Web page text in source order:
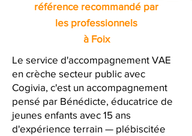
référence recommandé par
les professionnels
à Foix
Le service d'accompagnement VAE
en crèche secteur public avec
Cogivia, c'est un accompagnement
pensé par Bénédicte, éducatrice de
jeunes enfants avec 15 ans
d'expérience terrain — plébiscitée